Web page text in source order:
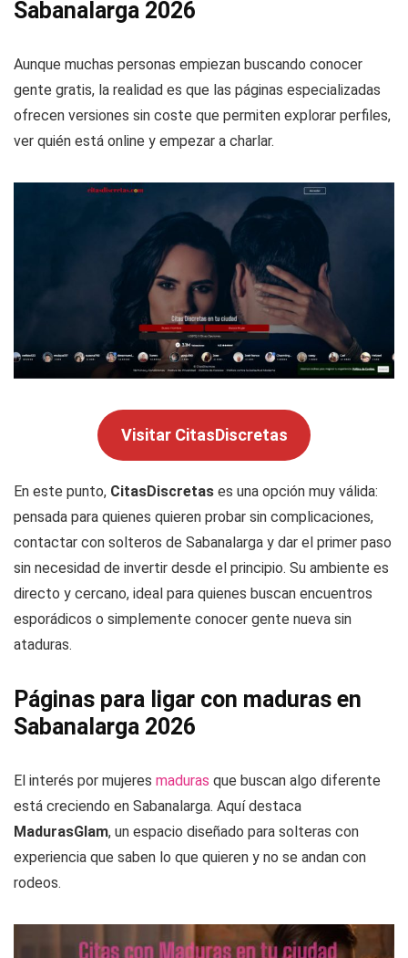
Sabanalarga 2026
Aunque muchas personas empiezan buscando conocer
gente gratis, la realidad es que las páginas especializadas
ofrecen versiones sin coste que permiten explorar perfiles,
ver quién está online y empezar a charlar.
Visitar CitasDiscretas
En este punto, CitasDiscretas es una opción muy válida:
pensada para quienes quieren probar sin complicaciones,
contactar con solteros de Sabanalarga y dar el primer paso
sin necesidad de invertir desde el principio. Su ambiente es
directo y cercano, ideal para quienes buscan encuentros
esporádicos o simplemente conocer gente nueva sin
ataduras.
Páginas para ligar con maduras en
Sabanalarga 2026
El interés por mujeres maduras que buscan algo diferente
está creciendo en Sabanalarga. Aquí destaca
MadurasGlam, un espacio diseñado para solteras con
experiencia que saben lo que quieren y no se andan con
rodeos.